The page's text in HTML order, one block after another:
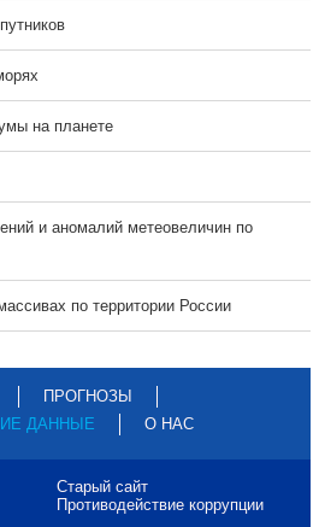
на планете
и аномалий метеовеличин по
по территории России
ПРОГНОЗЫ
ДАННЫЕ
О НАС
Старый сайт
Противодействие коррупции